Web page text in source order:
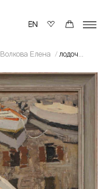
Волкова Елена лодочки